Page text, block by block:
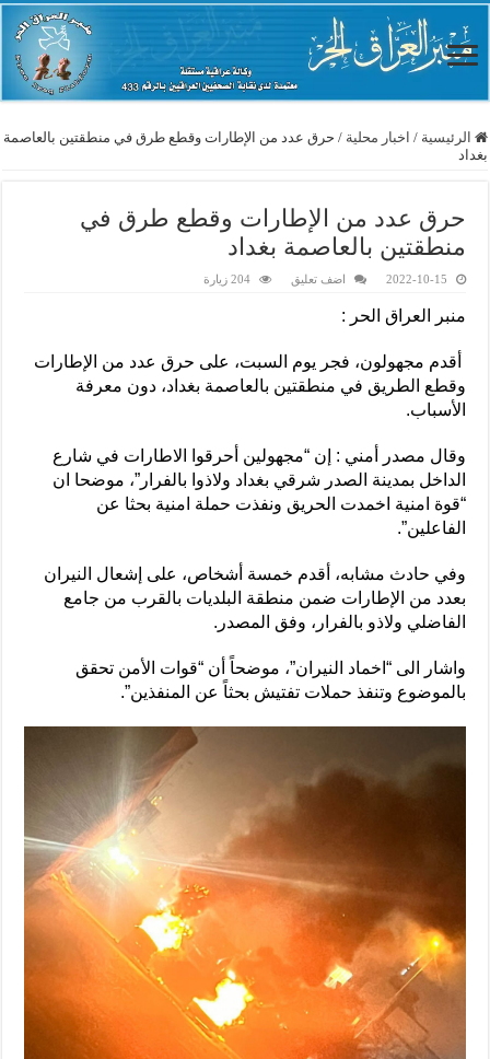
الرئيسية / اخبار محلية / حرق عدد من الإطارات وقطع طرق في منطقتين بالعاصمة
بغداد
حرق عدد من الإطارات وقطع طرق في
منطقتين بالعاصمة بغداد
2022-10-15 اضف تعليق 204 زيارة
منبر العراق الحر :
أقدم مجهولون، فجر يوم السبت، على حرق عدد من الإطارات
وقطع الطريق في منطقتين بالعاصمة بغداد، دون معرفة
الأسباب.
وقال مصدر أمني : إن “مجهولين أحرقوا الاطارات في شارع
الداخل بمدينة الصدر شرقي بغداد ولاذوا بالفرار”، موضحا ان
“قوة امنية اخمدت الحريق ونفذت حملة امنية بحثا عن
الفاعلين”.
وفي حادث مشابه، أقدم خمسة أشخاص، على إشعال النيران
بعدد من الإطارات ضمن منطقة البلديات بالقرب من جامع
الفاضلي ولاذو بالفرار، وفق المصدر.
واشار الى “اخماد النيران”، موضحاً أن “قوات الأمن تحقق
بالموضوع وتنفذ حملات تفتيش بحثاً عن المنفذين”.